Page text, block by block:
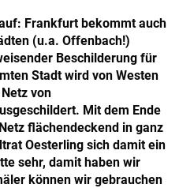
Frankfurt bekommt auch
(u.a. Offenbach!)
Beschilderung für
Stadt wird von Westen
von
Mit dem Ende
flächendeckend in ganz
Oesterling sich damit ein
sehr, damit haben wir
können wir gebrauchen